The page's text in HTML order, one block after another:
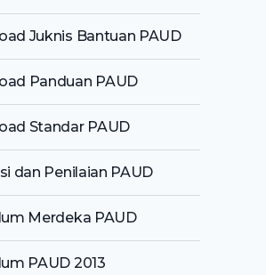
Juknis Bantuan PAUD
Panduan PAUD
Standar PAUD
dan Penilaian PAUD
Merdeka PAUD
PAUD 2013